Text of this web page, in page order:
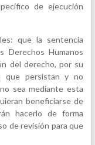
de ejecución
que la sentencia
Derechos Humanos
del derecho, por su
que persistan y no
sea mediante esta
beneficiarse de
hacerlo de forma
de revisión para que